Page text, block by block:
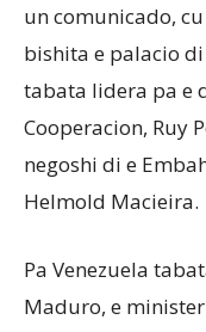
un comunicado,
bishita e palacio
tabata lidera pa e
Cooperacion, Ruy
negoshi di e
Helmold Macieira.
Pa Venezuela
Maduro, e